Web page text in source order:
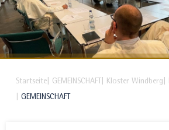
Startseite GEMEINSCHAFT Kloster Windberg
GEMEINSCHAFT